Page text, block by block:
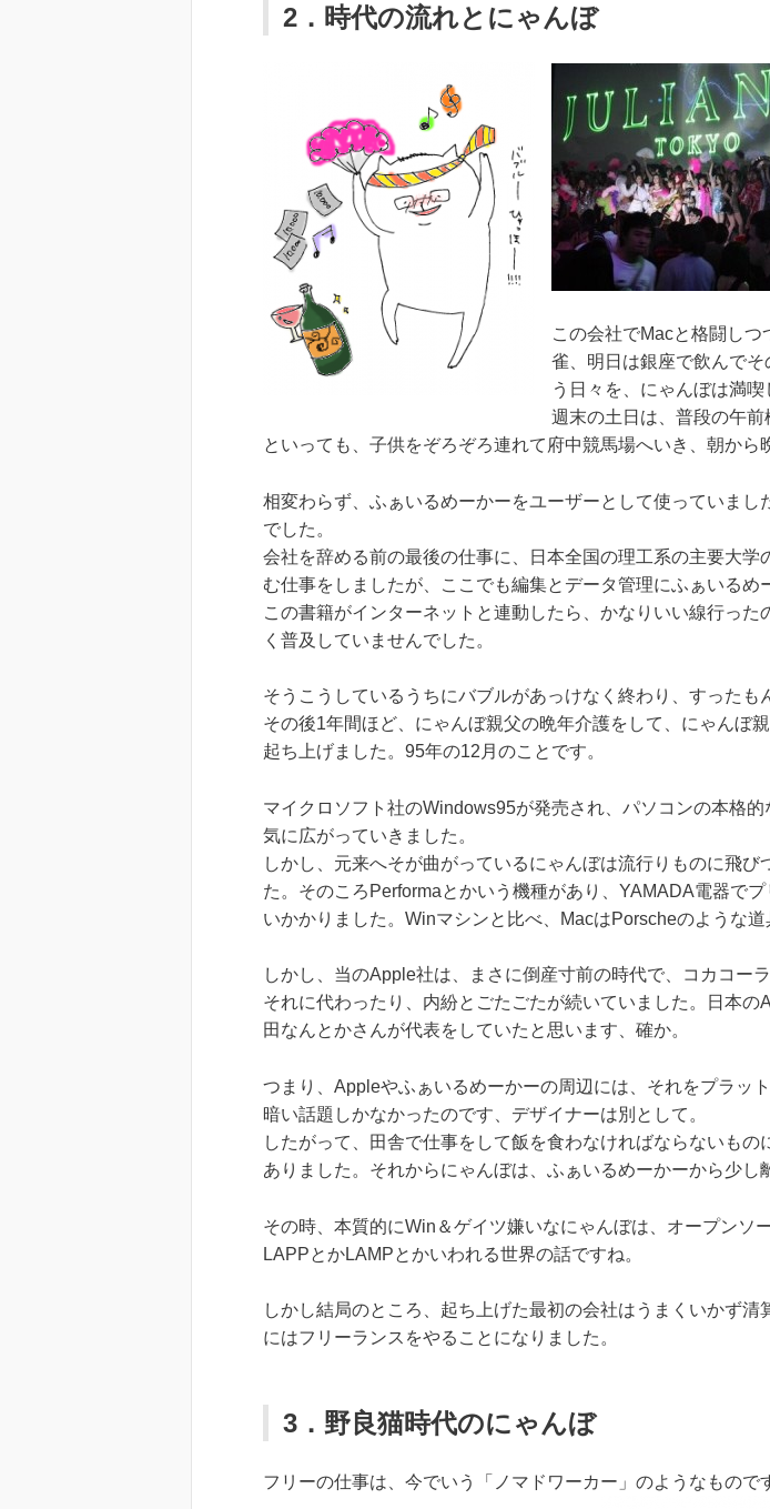
2．時代の流れとにゃんぼ
この会社でMacと格闘し
雀、明日は銀座で飲んで
う日々を、にゃんぼは満喫
週末の土日は、普段の午前
といっても、子供をぞろぞろ連れて府中競馬場へいき、朝から
相変わらず、ふぁいるめーかーをユーザーとして使っていま
でした。
会社を辞める前の最後の仕事に、日本全国の理工系の主要大
む仕事をしましたが、ここでも編集とデータ管理にふぁいるめ
この書籍がインターネットと連動したら、かなりいい線行っ
く普及していませんでした。
そうこうしているうちにバブルがあっけなく終わり、すった
その後1年間ほど、にゃんぼ親父の晩年介護をして、にゃんぼ
起ち上げました。95年の12月のことです。
マイクロソフト社のWindows95が発売され、パソコンの本格
気に広がっていきました。
しかし、元来へそが曲がっているにゃんぼは流行りものに飛
た。そのころPerformaとかいう機種があり、YAMADA電器で
いかかりました。Winマシンと比べ、MacはPorscheのような道
しかし、当のApple社は、まさに倒産寸前の時代で、コカコー
それに代わったり、内紛とごたごたが続いていました。日本
田なんとかさんが代表をしていたと思います、確か。
つまり、Appleやふぁいるめーかーの周辺には、それをプラッ
暗い話題しかなかったのです、デザイナーは別として。
したがって、田舎で仕事をして飯を食わなければならないも
ありました。それからにゃんぼは、ふぁいるめーかーから少し
その時、本質的にWin＆ゲイツ嫌いなにゃんぼは、オープンソ
LAPPとかLAMPとかいわれる世界の話ですね。
しかし結局のところ、起ち上げた最初の会社はうまくいかず
にはフリーランスをやることになりました。
3．野良猫時代のにゃんぼ
フリーの仕事は、今でいう「ノマドワーカー」のようなもので